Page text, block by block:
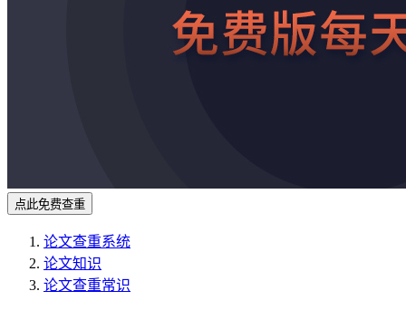
点此免费查重
论文查重系统
论文知识
论文查重常识